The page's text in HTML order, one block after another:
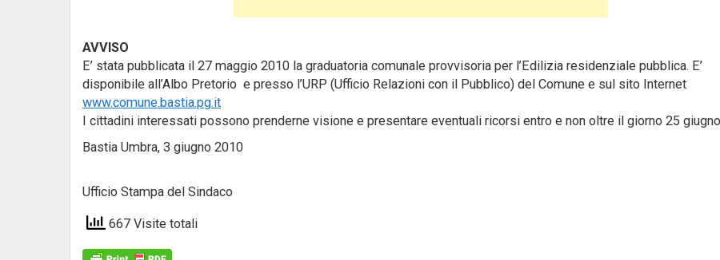
AVVISO
E’ stata pubblicata il 27 maggio 2010 la graduatoria comunale provvisoria per l’Edilizia residenziale pubblica. E’
disponibile all’Albo Pretorio e presso l’URP (Ufficio Relazioni con il Pubblico) del Comune e sul sito Internet
www.comune.bastia.pg.it
I cittadini interessati possono prenderne visione e presentare eventuali ricorsi entro e non oltre il giorno 25
Bastia Umbra, 3 giugno 2010
Ufficio Stampa del Sindaco
667 Visite totali